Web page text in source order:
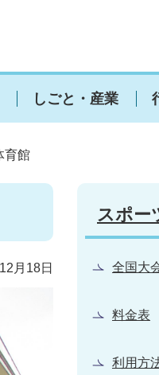
しごと・産業
育館
月18日
スポー
全国大
料金表
利用方